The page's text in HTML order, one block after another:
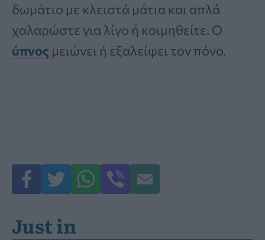
δωμάτιο με κλειστά μάτια και απλά
χαλαρώστε για λίγο ή κοιμηθείτε. Ο
ύπνος μειώνει ή εξαλείφει τον πόνο.
Just in